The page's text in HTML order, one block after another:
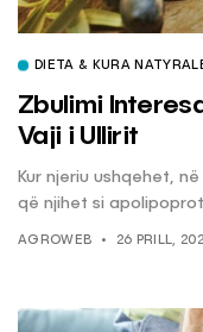
DIETA & KURA
Zbulimi
Vaji i Ullirit
Kur njeriu ushqehet,
që njihet si
AGROWEB 26 PRILL,